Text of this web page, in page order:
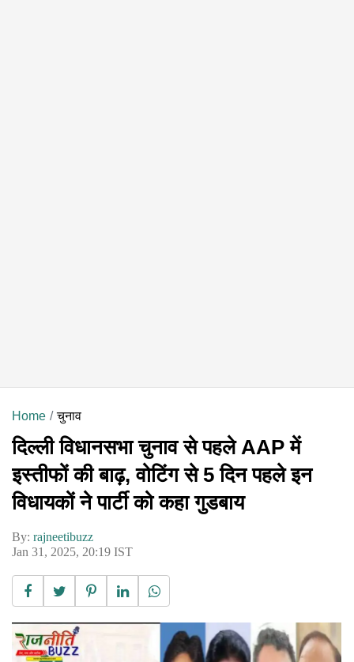
Home चुनाव
दिल्ली विधानसभा चुनाव से पहले AAP में
इस्तीफों की बाढ़, वोटिंग से 5 दिन पहले इन
विधायकों ने पार्टी को कहा गुडबाय
By: rajneetibuzz
Jan 31, 2025, 20:19 IST